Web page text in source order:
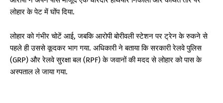
लोहार के पेट में घोंप दिया.
लोहार को गंभीर चोटें आई, जबकि आरोपी बोरीवली स्टेशन पर ट्रेन के रुकने से
पहले ही उससे कूदकर भाग गया. अधिकारी ने बताया कि सरकारी रेलवे पुलिस
(GRP) और रेलवे सुरक्षा बल (RPF) के जवानों की मदद से लोहार को पास के
अस्पताल ले जाया गया.